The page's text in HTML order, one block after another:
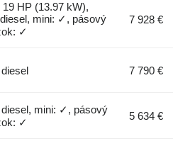
HP (13.97 kW),
mini: ✓, pásový
✓
7 928 €
7 790 €
diesel, mini: ✓, pásový
✓
5 634 €